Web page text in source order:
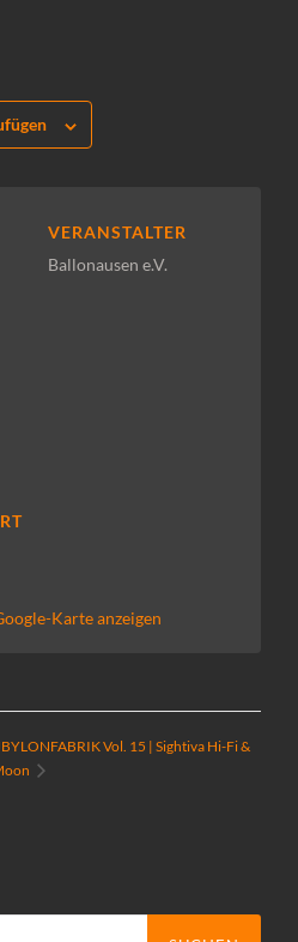
Karte anzeigen
VERANSTALTER
Ballonausen e.V.
Vol. 15 | Sightiva Hi-Fi &